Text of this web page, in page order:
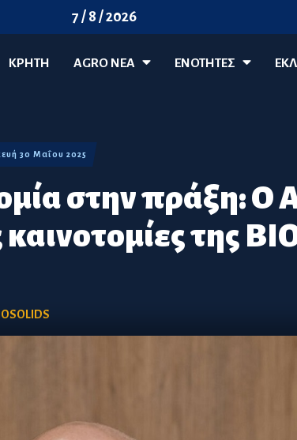
7 / 8 / 2026
ΚΡΗΤΗ AGRO ΝΈΑ ΕΝΟΤΗΤΕΣ
στην πράξη: Ο
της
30 Μαΐου 2025